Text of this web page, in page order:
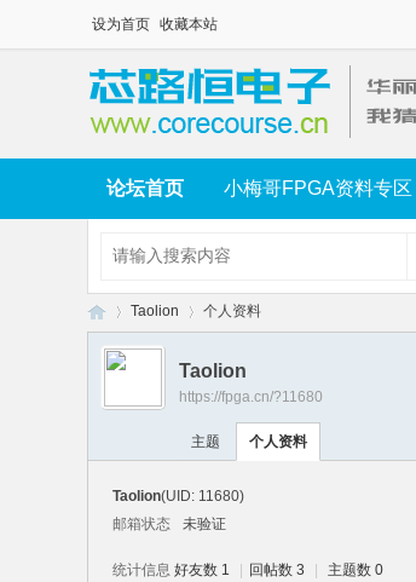
设为首页 收藏本站
论坛首页 小梅哥FPGA资料专区
›
Taolion 个人资料
Taolion
https://fpga.cn/?11680
主题 个人资料
Taolion(UID: 11680)
邮箱状态
未验证
统计信息 好友数 1 回帖数 3 主题数 0